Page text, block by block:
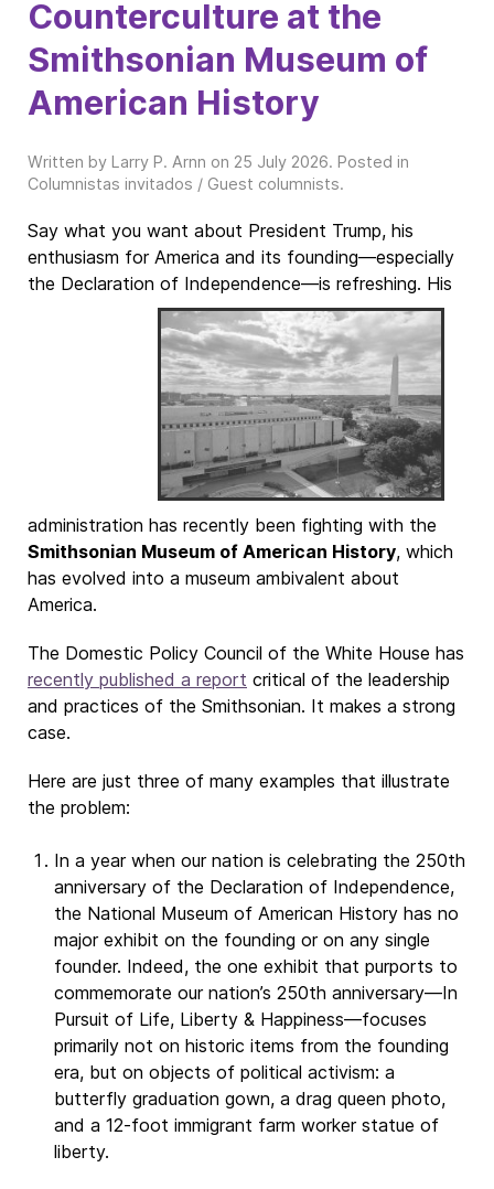
Counterculture at the
Smithsonian Museum of
American History
Written by Larry P. Arnn on 25 July 2026. Posted in
Columnistas invitados / Guest columnists.
Say what you want about President Trump, his
enthusiasm for America and its founding—especially
the Declaration of Independence—is refreshing. His
administration has recently been fighting with the
Smithsonian Museum of American History, which
has evolved into a museum ambivalent about
America.
The Domestic Policy Council of the White House has
recently published a report critical of the leadership
and practices of the Smithsonian. It makes a strong
case.
Here are just three of many examples that illustrate
the problem:
In a year when our nation is celebrating the 250th
anniversary of the Declaration of Independence,
the National Museum of American History has no
major exhibit on the founding or on any single
founder. Indeed, the one exhibit that purports to
commemorate our nation’s 250th anniversary—In
Pursuit of Life, Liberty & Happiness—focuses
primarily not on historic items from the founding
era, but on objects of political activism: a
butterfly graduation gown, a drag queen photo,
and a 12-foot immigrant farm worker statue of
liberty.